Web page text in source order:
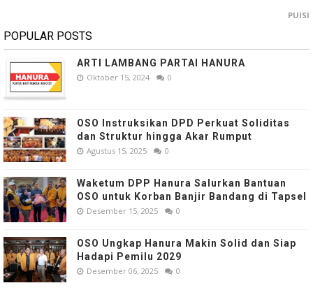
PUISI
POPULAR POSTS
ARTI LAMBANG PARTAI HANURA
Oktober 15, 2024 0
OSO Instruksikan DPD Perkuat Soliditas
dan Struktur hingga Akar Rumput
Agustus 15, 2025 0
Waketum DPP Hanura Salurkan Bantuan
OSO untuk Korban Banjir Bandang di Tapsel
Desember 15, 2025 0
OSO Ungkap Hanura Makin Solid dan Siap
Hadapi Pemilu 2029
Desember 06, 2025 0